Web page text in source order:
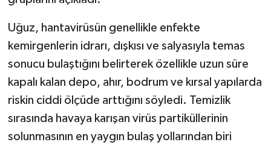
Uğuz, hantavirüsün genellikle enfekte
kemirgenlerin idrarı, dışkısı ve salyasıyla temas
sonucu bulaştığını belirterek özellikle uzun süre
kapalı kalan depo, ahır, bodrum ve kırsal yapılarda
riskin ciddi ölçüde arttığını söyledi. Temizlik
sırasında havaya karışan virüs partiküllerinin
solunmasının en yaygın bulaş yollarından biri